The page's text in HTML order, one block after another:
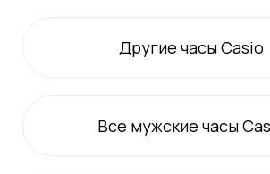
Другие часы Casio
Все мужские часы